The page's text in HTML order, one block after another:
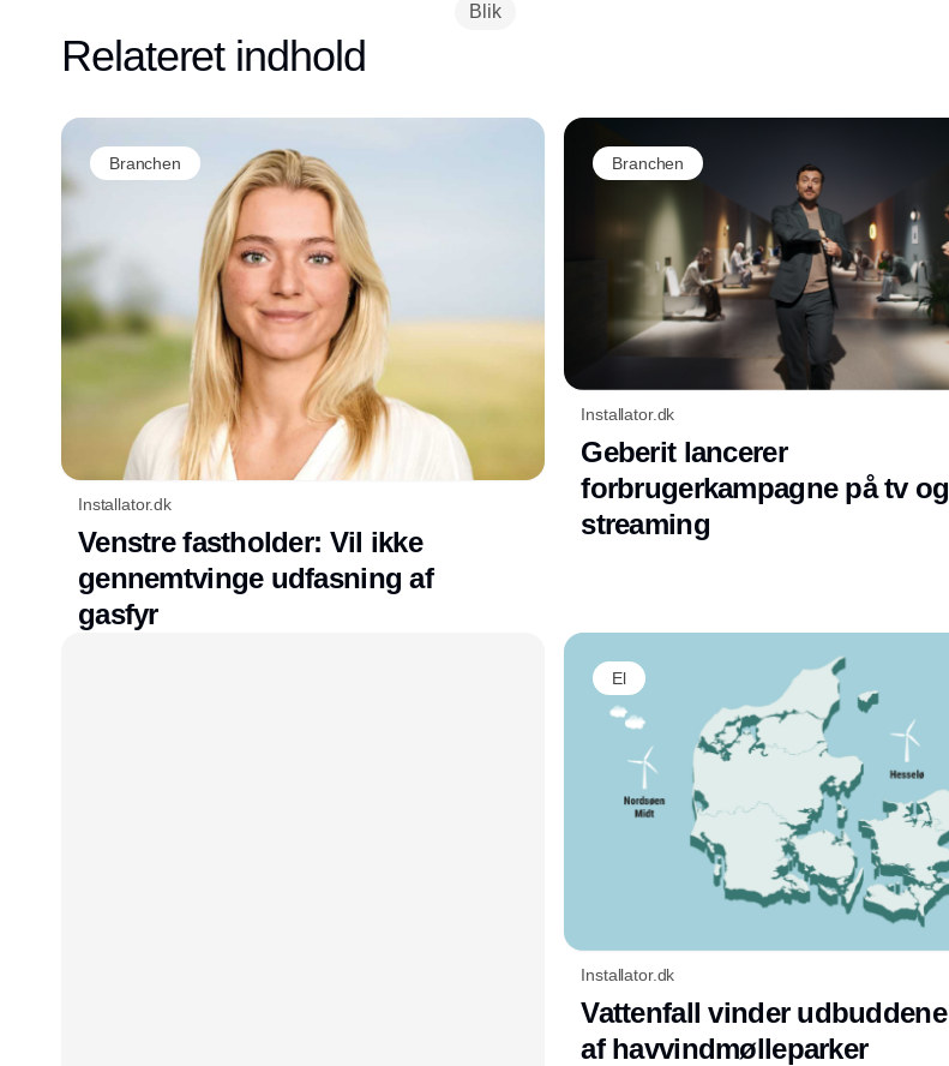
Blik
Relateret indhold
Branchen
Installator.dk
Venstre fastholder: Vil ikke
gennemtvinge udfasning af
gasfyr
Branchen
Installator.dk
Geberit lancerer
forbrugerkampagne på tv og
streaming
El
Installator.dk
Vattenfall vinder udbuddene
af havvindmølleparker